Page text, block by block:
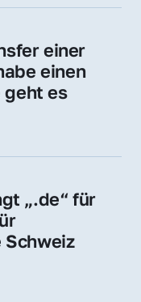
Vermittlungs-
einer
einen
geht es
Gerne
„.de“ für